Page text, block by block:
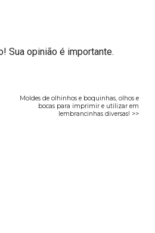
Sua opinião é importante.
Moldes de olhinhos e boquinhas, olhos e
bocas para imprimir e utilizar em
lembrancinhas diversas! >>